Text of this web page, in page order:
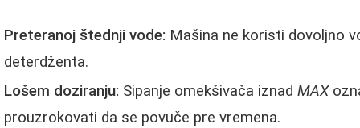
Preteranoj štednji vode: Mašina ne koristi dovoljno
deterdženta.
Lošem doziranju: Sipanje omekšivača iznadMAX
prouzrokovati da se povuče pre vremena.